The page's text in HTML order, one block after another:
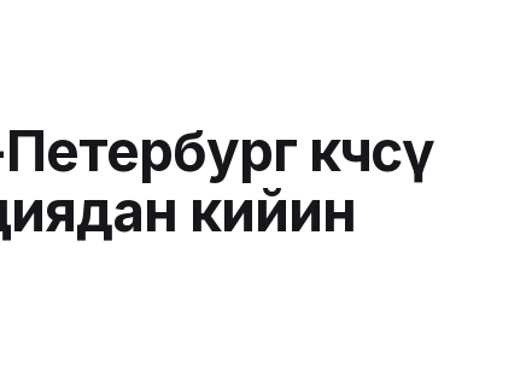
көчөсү
кийин